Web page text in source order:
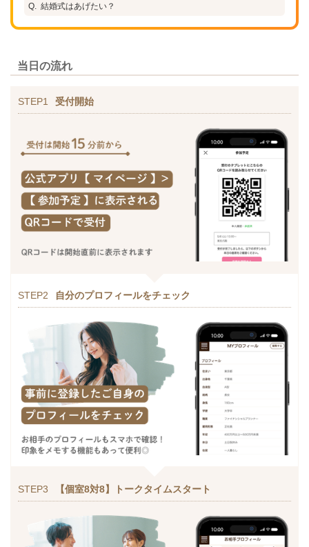
結婚式はあげたい？
当日の流れ
STEP1 受付開始
STEP2 自分のプロフィールをチェック
STEP3 【個室8対8】トークタイムスタート